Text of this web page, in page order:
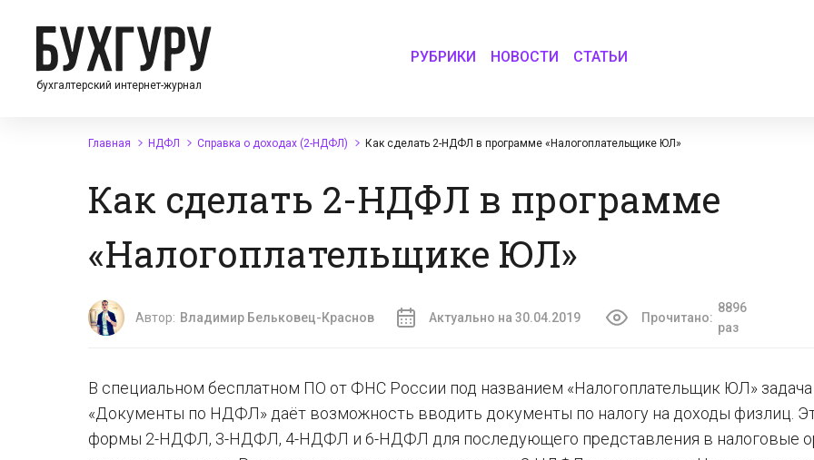
бухгалтерский интернет-журнал
РУБРИКИ НОВОСТИ СТАТЬИ
Главная НДФЛ Справка о доходах (2-НДФЛ) Как сделать 2-НДФЛ в программе «Налогоплательщике ЮЛ»
Как сделать 2-НДФЛ в программе
«Налогоплательщике ЮЛ»
Автор: Владимир Бельковец-Краснов Актуально на 30.04.2019 Прочитано:
8896
раз
В специальном бесплатном ПО от ФНС России под названием «Налогоплательщик ЮЛ» задача
«Документы по НДФЛ» даёт возможность вводить документы по налогу на доходы физлиц.
формы 2-НДФЛ, 3-НДФЛ, 4-НДФЛ и 6-НДФЛ для последующего представления в налоговые